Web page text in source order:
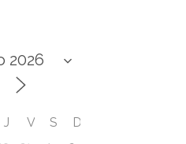
J V S D